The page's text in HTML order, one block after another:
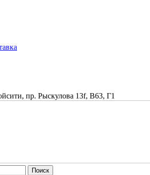
пр. Рыскулова 13f, В63, Г1
Поиск